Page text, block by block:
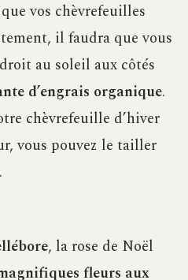
vos chèvrefeuilles
il faudra que vous
au soleil aux côtés
d’engrais organique.
chèvrefeuille d’hiver
vous pouvez le tailler
, la rose de Noël
fleurs aux